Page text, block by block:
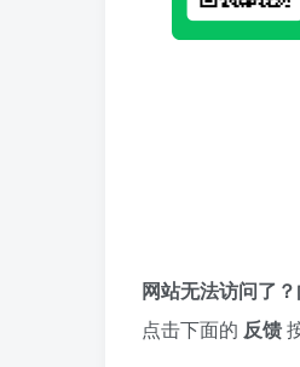
网站无法访问了？
点击下面的 反馈